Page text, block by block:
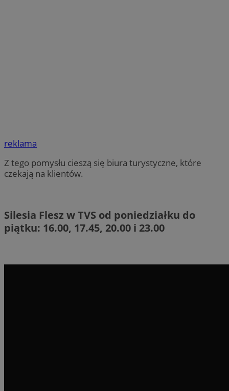
reklama
Z tego pomysłu cieszą się biura turystyczne, które
czekają na klientów.
Silesia Flesz w TVS od poniedziałku do
piątku: 16.00, 17.45, 20.00 i 23.00